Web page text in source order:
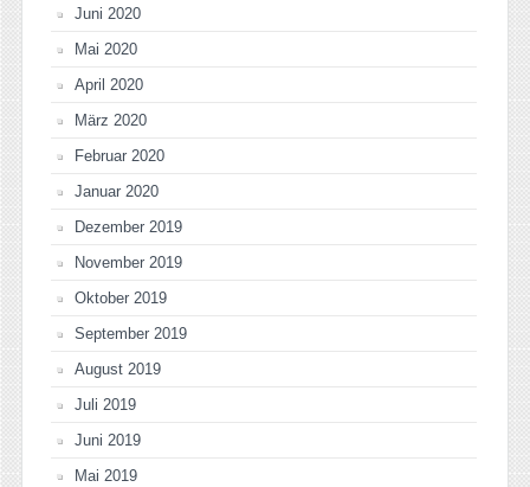
Juni 2020
Mai 2020
April 2020
März 2020
Februar 2020
Januar 2020
Dezember 2019
November 2019
Oktober 2019
September 2019
August 2019
Juli 2019
Juni 2019
Mai 2019